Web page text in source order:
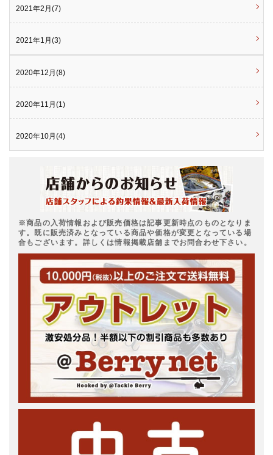
2021年2月(7)
2021年1月(3)
2020年12月(8)
2020年11月(1)
2020年10月(4)
※商品の入荷情報および販売価格は記事更新時点のものとなりま
す。既に販売済みとなっている商品や価格が変更となっている場
合もございます。詳しくは情報掲載店舗までお問合わせ下さい。